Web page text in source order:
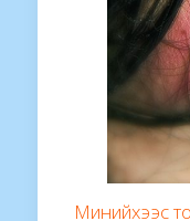
Минийхээс